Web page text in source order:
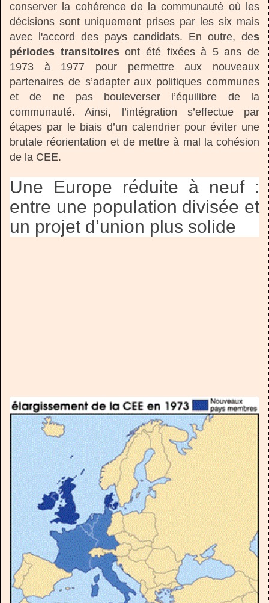
conserver la cohérence de la communauté où les
décisions sont uniquement prises par les six mais
avec l'accord des pays candidats. En outre, des
périodes transitoiresont été fixées à 5 ans de
1973 à 1977 pour permettre aux nouveaux
partenaires de s’adapter aux politiques communes
et de ne pas bouleverser l’équilibre de la
communauté. Ainsi, l’intégration s’effectue par
étapes par le biais d’un calendrier pour éviter une
brutale réorientation et de mettre à mal la cohésion
de la CEE.
Une Europe réduite à neuf :
entre une population divisée et
un projet d’union plus solide